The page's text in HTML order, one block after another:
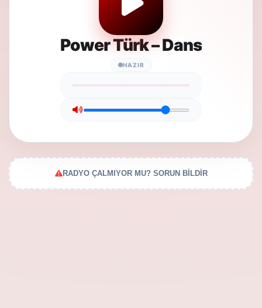
Power Türk – Dans
HAZIR
RADYO ÇALMIYOR MU? SORUN BİLDİR